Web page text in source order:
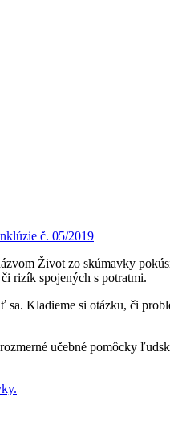
č. 05/2019
Život zo skúmavky
rizík spojených s potratmi.
Kladieme si otázku, či
učebné pomôcky